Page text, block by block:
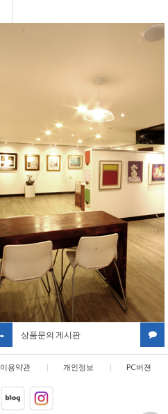
상품문의 게시판
이용약관 | 개인정보 | PC버젼